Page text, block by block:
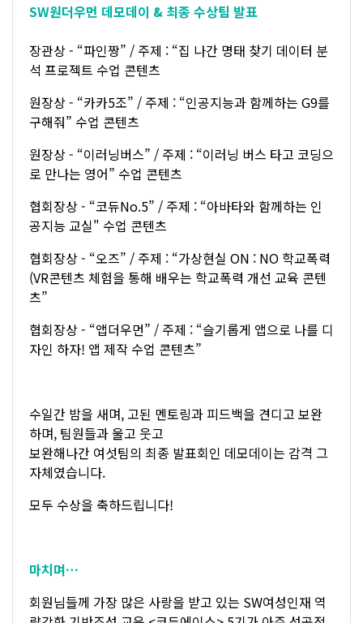
SW원더우먼 데모데이 & 최종 수상팀 발표
장관상 - “파인짱” / 주제 : “집 나간 명태 찾기 데이터 분
석 프로젝트 수업 콘텐츠
원장상 - “카카5조” / 주제 : “인공지능과 함께하는 G9를
구해줘” 수업 콘텐츠
원장상 - “이러닝버스” / 주제 : “이러닝 버스 타고 코딩으
로 만나는 영어” 수업 콘텐츠
협회장상 - “코듀No.5” / 주제 : “아바타와 함께하는 인
공지능 교실" 수업 콘텐츠
협회장상 - “오즈” / 주제 : “가상현실 ON : NO 학교폭력
(VR콘텐츠 체험을 통해 배우는 학교폭력 개선 교육 콘텐
츠”
협회장상 - “앱더우먼” / 주제 : “슬기롭게 앱으로 나를 디
자인 하자! 앱 제작 수업 콘텐츠”
수일간 밤을 새며, 고된 멘토링과 피드백을 견디고 보완
하며, 팀원들과 울고 웃고
보완해나간 여섯팀의 최종 발표회인 데모데이는 감격 그
자체였습니다.
모두 수상을 축하드립니다!
마치며…
회원님들께 가장 많은 사랑을 받고 있는 SW여성인재 역